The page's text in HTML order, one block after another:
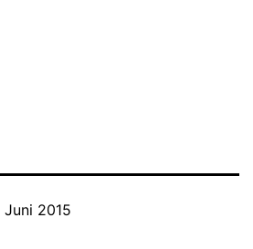
Juni 2015